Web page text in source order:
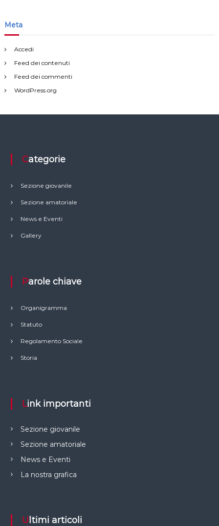
Meta
Accedi
Feed dei contenuti
Feed dei commenti
WordPress.org
Categorie
Sezione giovanile
Sezione amatoriale
News e Eventi
Gallery
Parole chiave
Organigramma
Statuto
Regolamento Sociale
Storia
Link importanti
Sezione giovanile
Sezione amatoriale
News e Eventi
La nostra grafica
Ultimi articoli